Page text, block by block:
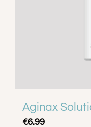
Aginax
€6.99